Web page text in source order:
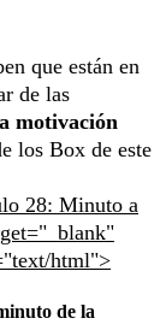
que están en
de las
motivación
los Box de este
28: Minuto a
html">
de la